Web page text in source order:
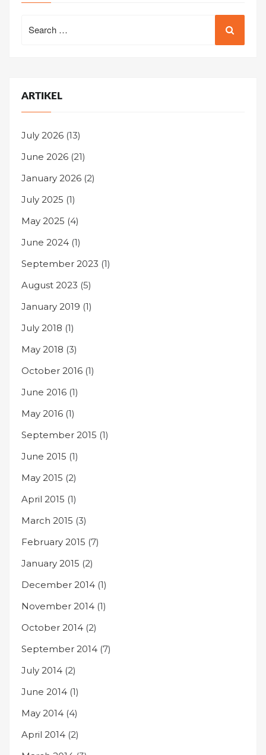
for:
ARTIKEL
July 2026 (13)
June 2026 (21)
January 2026 (2)
July 2025 (1)
May 2025 (4)
June 2024 (1)
September 2023 (1)
August 2023 (5)
January 2019 (1)
July 2018 (1)
May 2018 (3)
October 2016 (1)
June 2016 (1)
May 2016 (1)
September 2015 (1)
June 2015 (1)
May 2015 (2)
April 2015 (1)
March 2015 (3)
February 2015 (7)
January 2015 (2)
December 2014 (1)
November 2014 (1)
October 2014 (2)
September 2014 (7)
July 2014 (2)
June 2014 (1)
May 2014 (4)
April 2014 (2)